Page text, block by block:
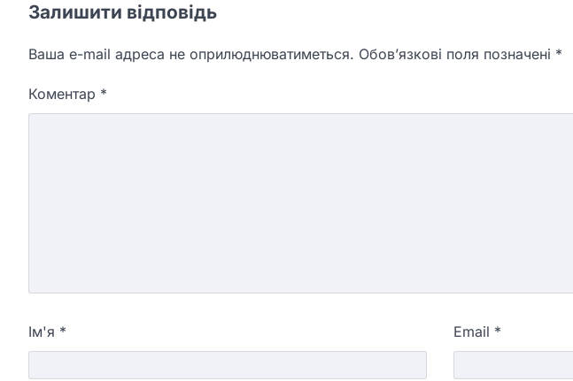
Залишити відповідь
Ваша e-mail адреса не оприлюднюватиметься. Обов’язкові поля позначені *
Коментар *
Ім'я * Email *